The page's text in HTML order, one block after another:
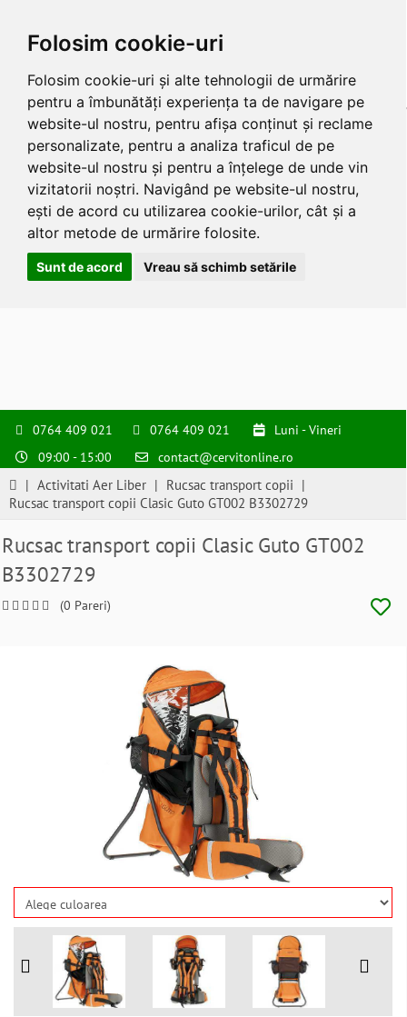
Folosim cookie-uri
Folosim cookie-uri și alte tehnologii de urmărire
pentru a îmbunătăți experiența ta de navigare pe
website-ul nostru, pentru afișa conținut și reclame
personalizate, pentru a analiza traficul de pe
website-ul nostru și pentru a înțelege de unde vin
vizitatorii noștri. Navigând pe website-ul nostru,
ești de acord cu utilizarea cookie-urilor, cât și a
altor metode de urmărire folosite.
Sunt de acord Vreau să schimb setările
0764 409 021 0764 409 021
Luni - Vineri
09:00 - 15:00
contact@cervitonline.ro
| Activitati Aer Liber | Rucsac transport copii |
Rucsac transport copii Clasic Guto GT002 B3302729
Rucsac transport copii Clasic Guto GT002
B3302729
(0 Pareri)